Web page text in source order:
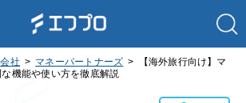
社 マネーパートナーズ
【海外旅行向け】マ
機能や使い方を徹底解説